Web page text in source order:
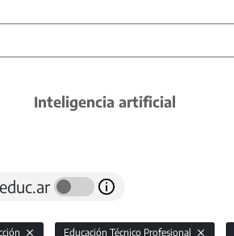
Inteligencia artificial
Educación Técnico Profesional